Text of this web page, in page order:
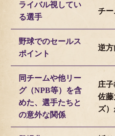
ライバル視してい
る選手
チー
野球でのセールス
ポイント
逆
同チームや他リー
グ（NPB等）を含
めた、選手たちと
の意外な関係
庄子
佐
ズ